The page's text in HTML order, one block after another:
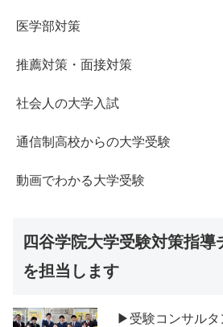
医学部対策
推薦対策・面接対策
社会人の大学入試
通信制高校からの大学受験
動画でわかる大学受験
四谷学院大学受験対策指導
を担当します
▶受験コンサルタ